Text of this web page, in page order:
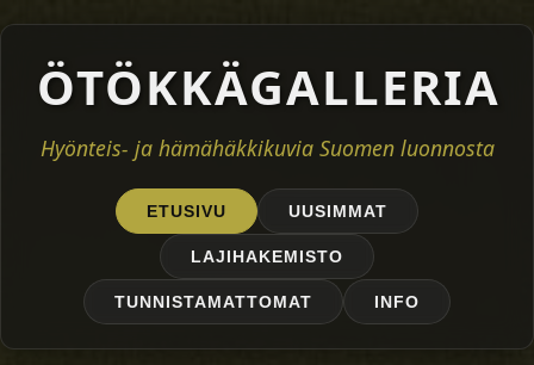
ÖTÖKKÄGALLERIA
Hyönteis- ja hämähäkkikuvia Suomen luonnosta
ETUSIVU UUSIMMAT
LAJIHAKEMISTO
TUNNISTAMATTOMAT INFO